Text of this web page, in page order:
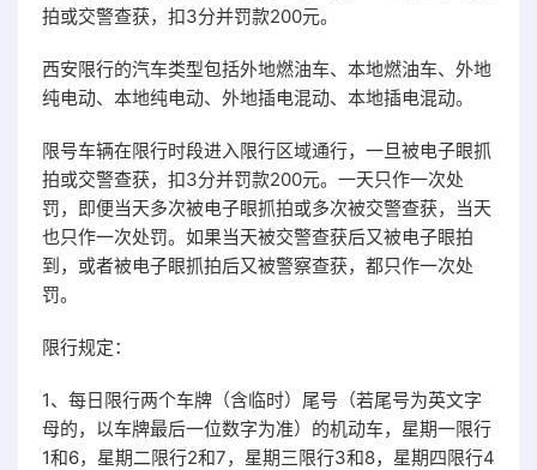
拍或交警查获，扣3分并罚款200元。
西安限行的汽车类型包括外地燃油车、本地燃油车、外地
纯电动、本地纯电动、外地插电混动、本地插电混动。
限号车辆在限行时段进入限行区域通行，一旦被电子眼抓
拍或交警查获，扣3分并罚款200元。一天只作一次处
罚，即便当天多次被电子眼抓拍或多次被交警查获，当天
也只作一次处罚。如果当天被交警查获后又被电子眼拍
到，或者被电子眼抓拍后又被警察查获，都只作一次处
罚。
限行规定：
1、每日限行两个车牌（含临时）尾号（若尾号为英文字
母的，以车牌最后一位数字为准）的机动车，星期一限行
1和6，星期二限行2和7，星期三限行3和8，星期四限行4